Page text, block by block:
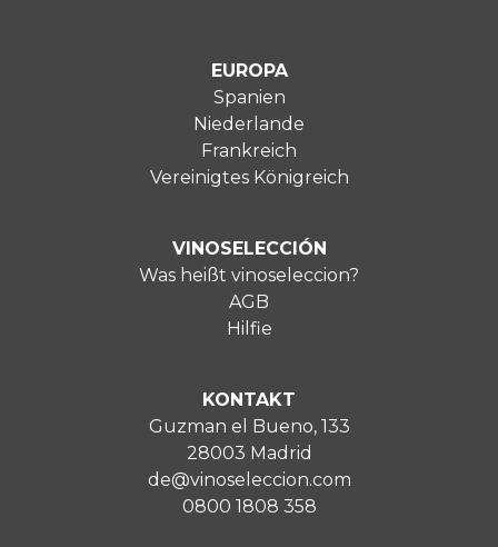
EUROPA
Spanien
Niederlande
Frankreich
Vereinigtes Königreich
VINOSELECCIÓN
Was heißt vinoseleccion?
AGB
Hilfie
KONTAKT
Guzman el Bueno, 133
28003 Madrid
de@vinoseleccion.com
0800 1808 358